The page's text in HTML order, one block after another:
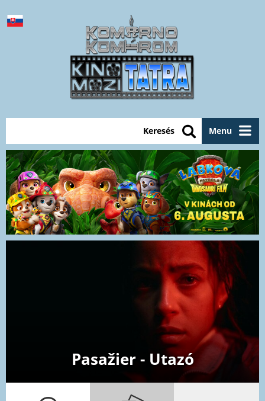
Menu
Keresés
Pasažier - Utazó